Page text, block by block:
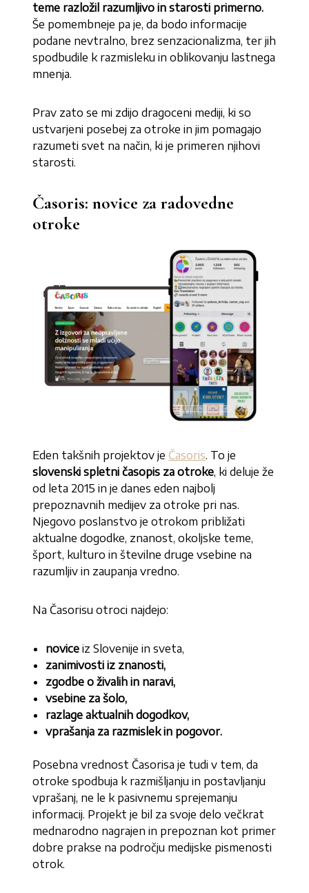
teme razložil razumljivo in starosti primerno.
Še pomembneje pa je, da bodo informacije
podane nevtralno, brez senzacionalizma, ter jih
spodbudile k razmisleku in oblikovanju lastnega
mnenja.
Prav zato se mi zdijo dragoceni mediji, ki so
ustvarjeni posebej za otroke in jim pomagajo
razumeti svet na način, ki je primeren njihovi
starosti.
Časoris: novice za radovedne
otroke
Eden takšnih projektov je Časoris. To je
slovenski spletni časopis za otroke, ki deluje že
od leta 2015 in je danes eden najbolj
prepoznavnih medijev za otroke pri nas.
Njegovo poslanstvo je otrokom približati
aktualne dogodke, znanost, okoljske teme,
šport, kulturo in številne druge vsebine na
razumljiv in zaupanja vredno.
Na Časorisu otroci najdejo:
noviceiz Slovenije in sveta,
zanimivosti iz znanosti,
zgodbe o živalih in naravi,
vsebine za šolo,
razlage aktualnih dogodkov,
vprašanja za razmislek in pogovor.
Posebna vrednost Časorisa je tudi v tem, da
otroke spodbuja k razmišljanju in postavljanju
vprašanj, ne le k pasivnemu sprejemanju
informacij. Projekt je bil za svoje delo večkrat
mednarodno nagrajen in prepoznan kot primer
dobre prakse na področju medijske pismenosti
otrok.